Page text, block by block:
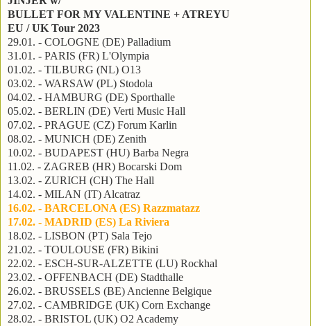
BULLET FOR MY VALENTINE + ATREYU
EU / UK Tour 2023
29.01. - COLOGNE (DE) Palladium
31.01. - PARIS (FR) L'Olympia
01.02. - TILBURG (NL) O13
03.02. - WARSAW (PL) Stodola
04.02. - HAMBURG (DE) Sporthalle
05.02. - BERLIN (DE) Verti Music Hall
07.02. - PRAGUE (CZ) Forum Karlin
08.02. - MUNICH (DE) Zenith
10.02. - BUDAPEST (HU) Barba Negra
11.02. - ZAGREB (HR) Bocarski Dom
13.02. - ZURICH (CH) The Hall
14.02. - MILAN (IT) Alcatraz
16.02. - BARCELONA (ES) Razzmatazz
17.02. - MADRID (ES) La Riviera
18.02. - LISBON (PT) Sala Tejo
21.02. - TOULOUSE (FR) Bikini
22.02. - ESCH-SUR-ALZETTE (LU) Rockhal
23.02. - OFFENBACH (DE) Stadthalle
26.02. - BRUSSELS (BE) Ancienne Belgique
27.02. - CAMBRIDGE (UK) Corn Exchange
28.02. - BRISTOL (UK) O2 Academy